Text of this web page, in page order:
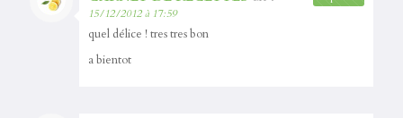
15/12/2012 à 17:59
quel délice ! tres tres bon
a bientot